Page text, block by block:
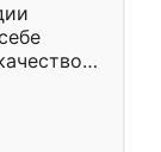
почти